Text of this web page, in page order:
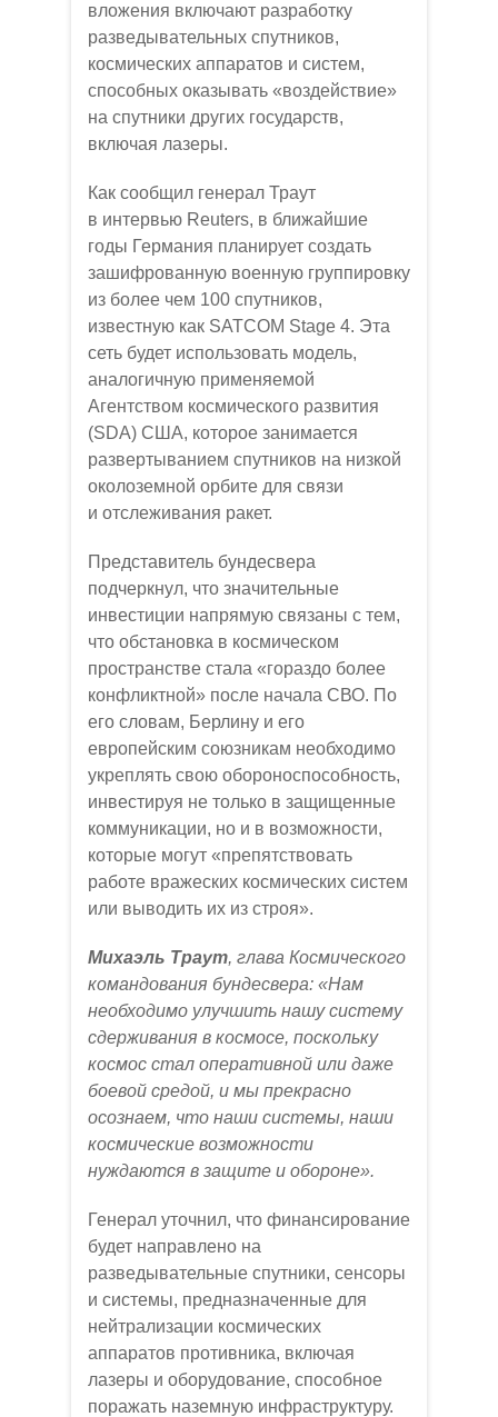
вложения включают разработку
разведывательных спутников,
космических аппаратов и систем,
способных оказывать «воздействие»
на спутники других государств,
включая лазеры.
Как сообщил генерал Траут
в интервью Reuters, в ближайшие
годы Германия планирует создать
зашифрованную военную группировку
из более чем 100 спутников,
известную как SATCOM Stage 4. Эта
сеть будет использовать модель,
аналогичную применяемой
Агентством космического развития
(SDA) США, которое занимается
развертыванием спутников на низкой
околоземной орбите для связи
и отслеживания ракет.
Представитель бундесвера
подчеркнул, что значительные
инвестиции напрямую связаны с тем,
что обстановка в космическом
пространстве стала «гораздо более
конфликтной» после начала СВО. По
его словам, Берлину и его
европейским союзникам необходимо
укреплять свою обороноспособность,
инвестируя не только в защищенные
коммуникации, но и в возможности,
которые могут «препятствовать
работе вражеских космических систем
или выводить их из строя».
Михаэль Траут, глава Космического
командования бундесвера: «Нам
необходимо улучшить нашу систему
сдерживания в космосе, поскольку
космос стал оперативной или даже
боевой средой, и мы прекрасно
осознаем, что наши системы, наши
космические возможности
нуждаются в защите и обороне».
Генерал уточнил, что финансирование
будет направлено на
разведывательные спутники, сенсоры
и системы, предназначенные для
нейтрализации космических
аппаратов противника, включая
лазеры и оборудование, способное
поражать наземную инфраструктуру.